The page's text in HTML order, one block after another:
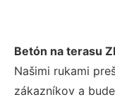
Betón na terasu
Našimi rukami
zákazníkov a